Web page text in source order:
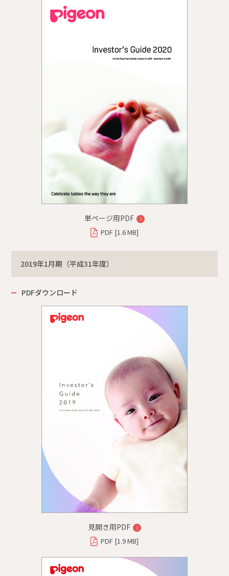
単ページ用PDF
PDF [1.6 MB]
2019年1月期（平成31年度）
PDFダウンロード
見開き用PDF
PDF [1.9 MB]